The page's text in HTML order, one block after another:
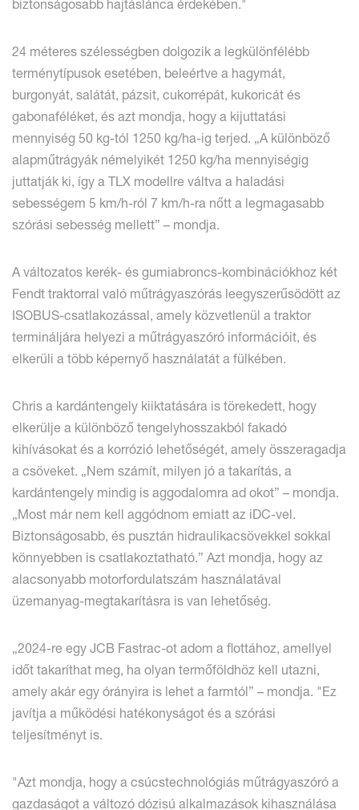
biztonságosabb hajtáslánca érdekében."
24 méteres szélességben dolgozik a legkülönfélébb
terménytípusok esetében, beleértve a hagymát,
burgonyát, salátát, pázsit, cukorrépát, kukoricát és
gabonaféléket, és azt mondja, hogy a kijuttatási
mennyiség 50 kg-tól 1250 kg/ha-ig terjed. „A különböző
alapműtrágyák némelyikét 1250 kg/ha mennyiségig
juttatják ki, így a TLX modellre váltva a haladási
sebességem 5 km/h-ról 7 km/h-ra nőtt a legmagasabb
szórási sebesség mellett” – mondja.
A változatos kerék- és gumiabroncs-kombinációkhoz két
Fendt traktorral való műtrágyaszórás leegyszerűsödött az
ISOBUS-csatlakozással, amely közvetlenül a traktor
termináljára helyezi a műtrágyaszóró információit, és
elkerüli a több képernyő használatát a fülkében.
Chris a kardántengely kiiktatására is törekedett, hogy
elkerülje a különböző tengelyhosszakból fakadó
kihívásokat és a korrózió lehetőségét, amely összeragadja
a csöveket. „Nem számít, milyen jó a takarítás, a
kardántengely mindig is aggodalomra ad okot” – mondja.
„Most már nem kell aggódnom emiatt az iDC-vel.
Biztonságosabb, és pusztán hidraulikacsövekkel sokkal
könnyebben is csatlakoztatható.” Azt mondja, hogy az
alacsonyabb motorfordulatszám használatával
üzemanyag-megtakarításra is van lehetőség.
„2024-re egy JCB Fastrac-ot adom a flottához, amellyel
időt takaríthat meg, ha olyan termőföldhöz kell utazni,
amely akár egy órányira is lehet a farmtól” – mondja. "Ez
javítja a működési hatékonyságot és a szórási
teljesítményt is.
"Azt mondja, hogy a csúcstechnológiás műtrágyaszóró a
gazdaságot a változó dózisú alkalmazások kihasználása